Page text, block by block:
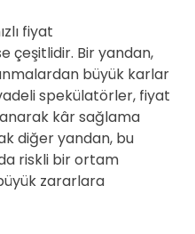
fiyat
çeşitlidir. Bir yandan,
büyük karlar
spekülatörler, fiyat
kâr sağlama
diğer yandan, bu
riskli bir ortam
zararlara